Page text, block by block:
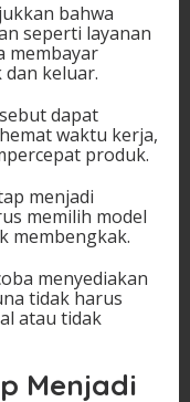
bahwa
seperti layanan
membayar
keluar.
dapat
waktu kerja,
produk.
menjadi
memilih model
membengkak.
menyediakan
tidak harus
atau tidak
Menjadi